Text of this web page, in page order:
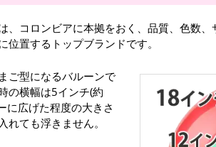
、コロンビアに本拠をおく、品質、色数
位置するトップブランドです。
ご型になるバルーンで
の横幅は5インチ(約
に広げた程度の大きさ
れても浮きません。